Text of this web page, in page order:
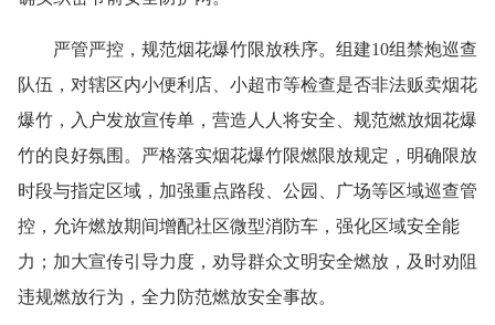
严管严控，规范烟花爆竹限放秩序。组建10组禁炮巡查
队伍，对辖区内小便利店、小超市等检查是否非法贩卖烟花
爆竹，入户发放宣传单，营造人人将安全、规范燃放烟花爆
竹的良好氛围。严格落实烟花爆竹限燃限放规定，明确限放
时段与指定区域，加强重点路段、公园、广场等区域巡查管
控，允许燃放期间增配社区微型消防车，强化区域安全能
力；加大宣传引导力度，劝导群众文明安全燃放，及时劝阻
违规燃放行为，全力防范燃放安全事故。